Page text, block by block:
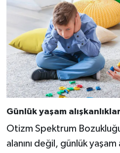
Günlük yaşam
Otizm Spektrum
alanını değil, günlük yaşam